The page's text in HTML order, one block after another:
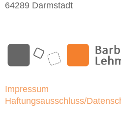
64289 Darmstadt
Impressum
Haftungsausschluss/